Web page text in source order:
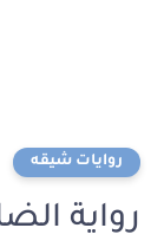
روايات شيقه
رواية